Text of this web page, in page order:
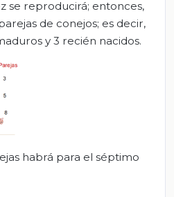
se reproducirá; entonces,
de conejos; es decir,
y 3 recién nacidos.
habrá para el séptimo